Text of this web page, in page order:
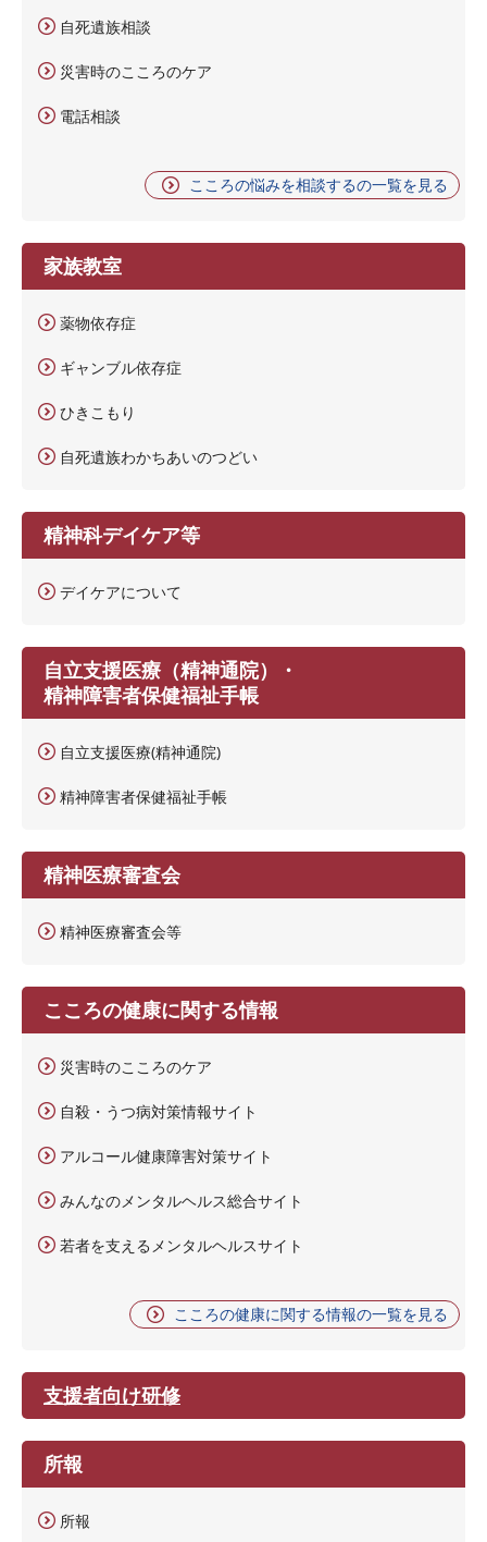
自死遺族相談
災害時のこころのケア
電話相談
こころの悩みを相談するの一覧を見る
家族教室
薬物依存症
ギャンブル依存症
ひきこもり
自死遺族わかちあいのつどい
精神科デイケア等
デイケアについて
自立支援医療（精神通院）・
精神障害者保健福祉手帳
自立支援医療(精神通院)
精神障害者保健福祉手帳
精神医療審査会
精神医療審査会等
こころの健康に関する情報
災害時のこころのケア
自殺・うつ病対策情報サイト
アルコール健康障害対策サイト
みんなのメンタルヘルス総合サイト
若者を支えるメンタルヘルスサイト
こころの健康に関する情報の一覧を見る
支援者向け研修
所報
所報